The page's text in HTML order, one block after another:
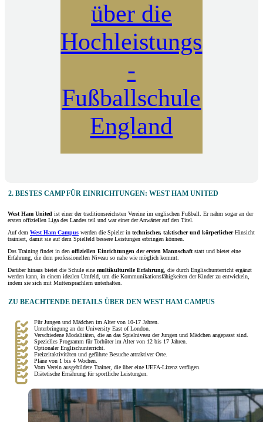
über die
Hochleistungs
-
Fußballschule
England
2. BESTES CAMP FÜR EINRICHTUNGEN: WEST HAM UNITED
West Ham United ist einer der traditionsreichsten Vereine im englischen Fußball. Er nahm sogar an der
ersten offiziellen Liga des Landes teil und war einer der Anwärter auf den Titel.
Auf dem West Ham Campus werden die Spieler in technischer, taktischer und körperlicherHinsicht
trainiert, damit sie auf dem Spielfeld bessere Leistungen erbringen können.
Das Training findet in den offiziellen Einrichtungen der ersten Mannschaft statt und bietet eine
Erfahrung, die dem professionellen Niveau so nahe wie möglich kommt.
Darüber hinaus bietet die Schule eine multikulturelle Erfahrung , die durch Englischunterricht ergänzt
werden kann, in einem idealen Umfeld, um die Kommunikationsfähigkeiten der Kinder zu entwickeln,
indem sie sich mit Muttersprachlern unterhalten.
ZU BEACHTENDE DETAILS ÜBER DEN WEST HAM CAMPUS
Für Jungen und Mädchen im Alter von 10-17 Jahren.
Unterbringung an der University East of London.
Verschiedene Modalitäten, die an das Spielniveau der Jungen und Mädchen angepasst sind.
Spezielles Programm für Torhüter im Alter von 12 bis 17 Jahren.
Optionaler Englischunterricht.
Freizeitaktivitäten und geführte Besuche attraktiver Orte.
Pläne von 1 bis 4 Wochen.
Vom Verein ausgebildete Trainer, die über eine UEFA-Lizenz verfügen.
Diätetische Ernährung für sportliche Leistungen.